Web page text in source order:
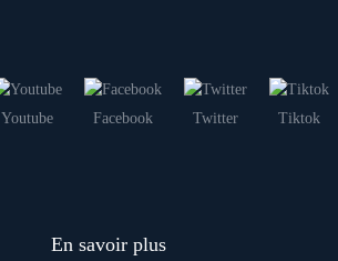
Youtube Facebook Twitter Tiktok
En savoir plus